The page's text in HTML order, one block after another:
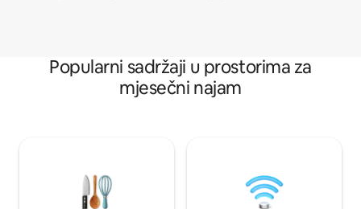
Popularni sadržaji u prostorima za
mjesečni najam